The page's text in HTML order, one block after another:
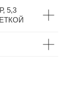
5,3